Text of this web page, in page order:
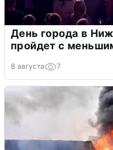
День города в
пройдет с
8 августа 7